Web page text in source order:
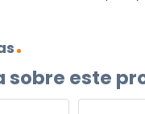
sobre este